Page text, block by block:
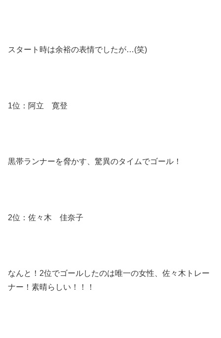
スタート時は余裕の表情でしたが…(笑)
1位：阿立 寛登
黒帯ランナーを脅かす、驚異のタイムでゴール！
2位：佐々木 佳奈子
なんと！2位でゴールしたのは唯一の女性、佐々木トレー
ナー！素晴らしい！！！